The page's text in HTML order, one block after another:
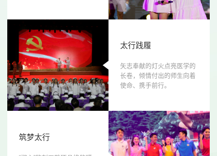
太行践履
矢志奉献的灯火点亮医学的
长卷，倾情付出的师生向着
使命、携手前行。
筑梦太行